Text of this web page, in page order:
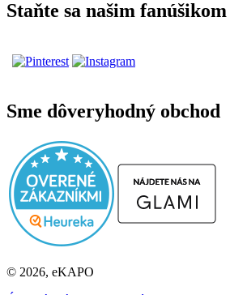
Staňte sa našim fanúšikom
Sme dôveryhodný obchod
© 2026, eKAPO